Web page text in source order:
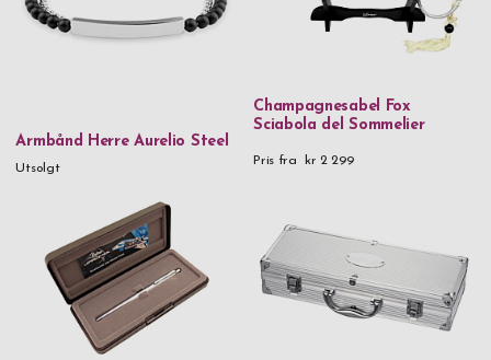
Armbånd Herre Aurelio Steel
Utsolgt
Champagnesabel Fox
Sciabola del Sommelier
Pris fra kr 2 299